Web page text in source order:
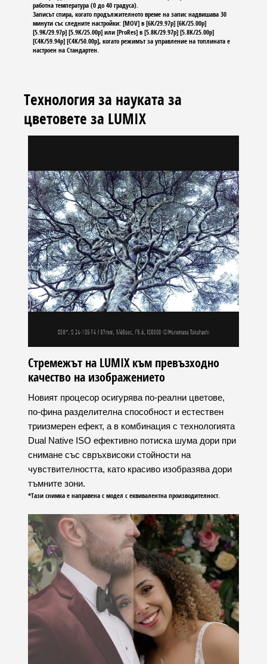
работна температура (0 до 40 градуса).
Записът спира, когато продължителното време на запис надвишава 30
минути със следните настройки: [MOV] в [6K/29.97p] [6K/25.00p]
[5.9K/29.97p] [5.9K/25.00p] или [ProRes] в [5.8K/29.97p] [5.8K/25.00p]
[C4K/59.94p] [C4K/50.00p], когато режимът за управление на топлината е
настроен на Стандартен.
Технология за науката за
цветовете за LUMIX
Стремежът на LUMIX към превъзходно
качество на изображението
Новият процесор осигурява по-реални цветове,
по-фина разделителна способност и естествен
триизмерен ефект, а в комбинация с технологията
Dual Native ISO ефективно потиска шума дори при
снимане със свръхвисоки стойности на
чувствителността, като красиво изобразява дори
тъмните зони.
*Тази снимка е направена с модел с еквивалентна производителност.